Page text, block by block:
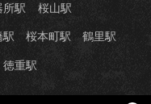
所駅 桜山駅
駅 桜本町駅 鶴里駅
徳重駅